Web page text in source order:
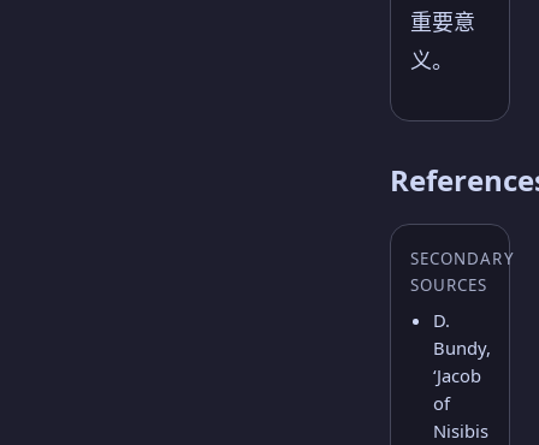
重要意
义。
SECONDARY
SOURCES
D.
Bundy,
‘Jacob
of
Nisibis